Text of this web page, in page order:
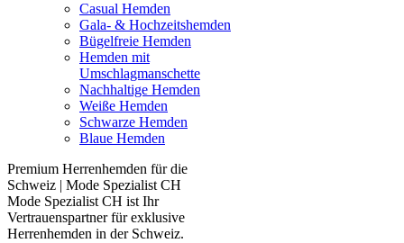
Casual Hemden
Gala- & Hochzeitshemden
Bügelfreie Hemden
Hemden mit
Umschlagmanschette
Nachhaltige Hemden
Weiße Hemden
Schwarze Hemden
Blaue Hemden
Premium Herrenhemden für die
Schweiz | Mode Spezialist CH
Mode Spezialist CH ist Ihr
Vertrauenspartner für exklusive
Herrenhemden in der Schweiz.